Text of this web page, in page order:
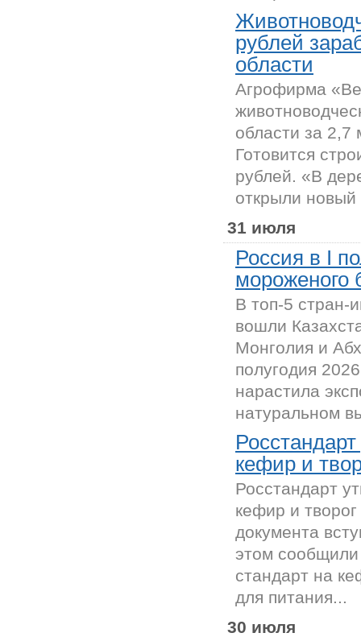
рублей
области
Агрофирма
области за
Готовится
рублей. «В
открыли
31 июля
Россия в I
мороженого
В топ-5 стран-
вошли
Монголия и
полугодия
нарастила
натуральном
кефир и
Росстандарт
кефир и
документа
этом
стандарт на
для питания...
30 июля